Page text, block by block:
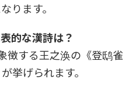
ります。
的な漢詩は？
徴する王之涣の《登鸱雀
挙げられます。